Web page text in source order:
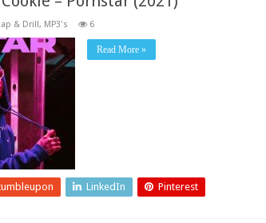
& Drill, MP3's 6
Read More »
LinkedIn Pinterest